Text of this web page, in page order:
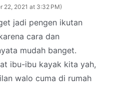
22, 2021 at 3:32 PM
jadi pengen ikutan
cara dan
mudah banget.
ibu-ibu kayak kita yah,
walo cuma di rumah